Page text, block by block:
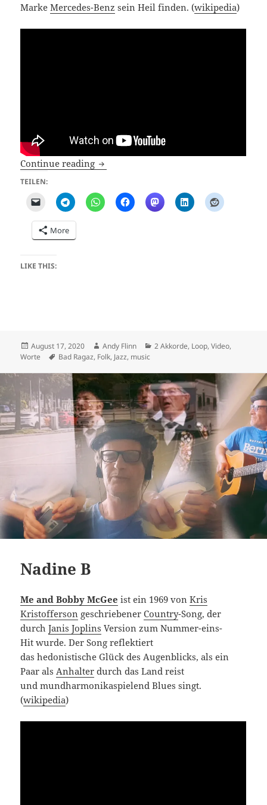
MarkeMercedes-Benz sein Heil finden. (wikipedia)
Continue reading Tesla Model 3 (Janis Joplin)
TEILEN:
More
LIKE THIS:
Posted
on
August 17, 2020 Author
Andy Flinn Categories
2 Akkorde, Loop,Video,
Worte
Tags
Bad Ragaz, Folk, Jazz, music
Nadine B
Me and Bobby McGee ist ein 1969 vonKris
Kristofferson geschriebenerCountry-Song, der
durchJanis Joplins Version zum Nummer-eins-
Hit wurde. Der Song reflektiert
das hedonistische Glück des Augenblicks, als ein
Paar alsAnhalter durch das Land reist
und mundharmonikaspielend Blues singt.
(wikipedia)